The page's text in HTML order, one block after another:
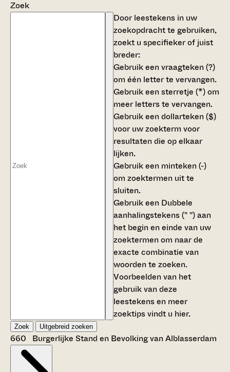
Zoek
Door leestekens in uw
zoekopdracht te gebruiken,
zoekt u specifieker of juist
breder:
Gebruik eenvraagteken (?)
om één letter te vervangen.
Gebruik eensterretje (*)om
meer letters te vervangen.
Gebruik eendollarteken ($)
voor uw zoekterm voor
resultaten die op elkaar
lijken.
Gebruik een minteken (-)
om zoektermen uit te
sluiten.
Gebruik een Dubbele
aanhalingstekens (" ")aan
het begin en einde van uw
zoektermen om naar de
exacte combinatie van
woorden te zoeken.
Voorbeelden van het
gebruik van deze
leestekens en meer
zoektips vindt u hier.
Zoek Uitgebreid zoeken
660 Burgerlijke Stand en Bevolking van Alblasserdam